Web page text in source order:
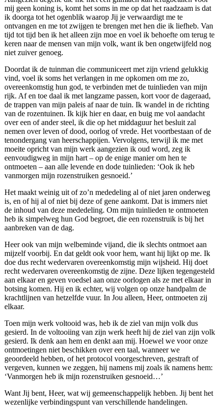
mij geen koning is, komt het soms in me op dat het raadzaam is dat
ik doorga tot het ogenblik waarop Jij je verwaardigt me te
ontvangen en me tot zwijgen te brengen met hen die ik liefheb. Van
tijd tot tijd ben ik het alleen zijn moe en voel ik behoefte om terug te
keren naar de mensen van mijn volk, want ik ben ongetwijfeld nog
niet zuiver genoeg.
Doordat ik de tuinman die communiceert met zijn vriend gelukkig
vind, voel ik soms het verlangen in me opkomen om me zo,
overeenkomstig hun god, te verbinden met de tuinlieden van mijn
rijk. Af en toe daal ik met langzame passen, kort voor de dageraad,
de trappen van mijn paleis af naar de tuin. Ik wandel in de richting
van de rozentuinen. Ik kijk hier en daar, en buig me vol aandacht
over een of ander steel, ik die op het middaguur het besluit zal
nemen over leven of dood, oorlog of vrede. Het voortbestaan of de
tenondergang van heerschappijen. Vervolgens, terwijl ik me met
moeite opricht van mijn werk aangezien ik oud word, zeg ik
eenvoudigweg in mijn hart – op de enige manier om hen te
ontmoeten – aan alle levende en dode tuinlieden: ‘Ook ik heb
vanmorgen mijn rozenstruiken gesnoeid.’
Het maakt weinig uit of zo’n mededeling al of niet jaren onderweg
is, en of hij al of niet bij deze of gene aankomt. Dat is immers niet
de inhoud van deze mededeling. Om mijn tuinlieden te ontmoeten
heb ik simpelweg hun God begroet, die een rozenstruik is bij het
aanbreken van de dag.
Heer ook van mijn welbeminde vijand, die ik slechts ontmoet aan
mijzelf voorbij. En dat geldt ook voor hem, want hij lijkt op me. Ik
doe dus recht wedervaren overeenkomstig mijn wijsheid. Hij doet
recht wedervaren overeenkomstig de zijne. Deze lijken tegengesteld
aan elkaar en geven voedsel aan onze oorlogen als ze met elkaar in
botsing komen. Hij en ik echter, wij volgen op onze handpalm de
krachtlijnen van hetzelfde vuur. In Jou alleen, Heer, ontmoeten zij
elkaar.
Toen mijn werk voltooid was, heb ik de ziel van mijn volk dus
gesierd. In de voltooiing van zijn werk heeft hij de ziel van zijn volk
gesierd. Ik denk aan hem en denkt aan mij. Hoewel we voor onze
ontmoetingen niet beschikken over een taal, wanneer we
geoordeeld hebben, of het protocol voorgeschreven, gestraft of
vergeven, kunnen we zeggen, hij namens mij zoals ik namens hem:
‘Vanmorgen heb ik mijn rozenstruiken gesnoeid…’
Want Jij bent, Heer, wat wij gemeenschappelijk hebben. Jij bent het
wezenlijke verbindingspunt van verschillende handelingen.